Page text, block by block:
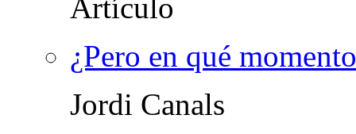
¿Pero en qué
Jordi Canals